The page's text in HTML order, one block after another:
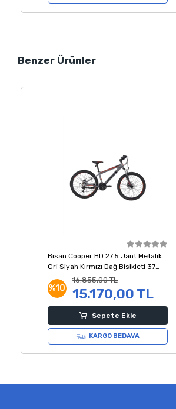
Benzer Ürünler
Bisan Cooper HD 27.5 Jant Metalik
Gri Siyah Kırmızı Dağ Bisikleti 37
%10
16.855,00 TL
15.170,00 TL
Sepete Ekle
KARGO BEDAVA